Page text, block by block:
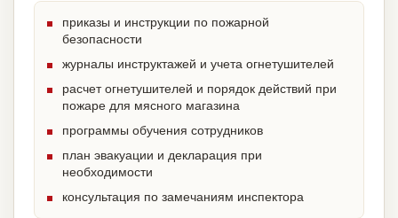
приказы и инструкции по пожарной
безопасности
журналы инструктажей и учета огнетушителей
расчет огнетушителей и порядок действий при
пожаре для мясного магазина
программы обучения сотрудников
план эвакуации и декларация при
необходимости
консультация по замечаниям инспектора